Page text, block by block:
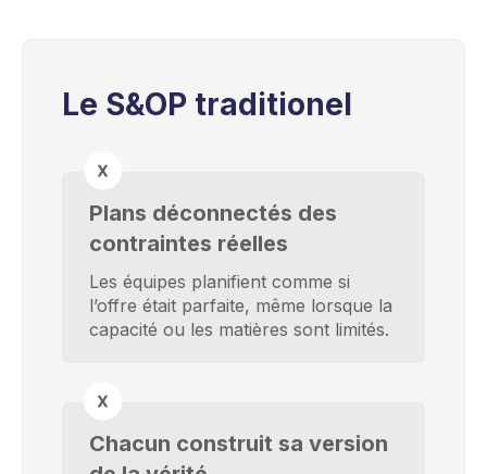
Le S&OP traditionel
Plans déconnectés des
contraintes réelles
Les équipes planifient comme si
l’offre était parfaite, même lorsque la
capacité ou les matières sont limités.
Chacun construit sa version